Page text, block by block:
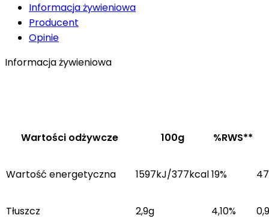
Informacja żywieniowa
Producent
Opinie
Informacja żywieniowa
Wartości odżywcze 100g %RWS**
Wartość energetyczna 1597kJ/377kcal19%
Tłuszcz 2,9g 4,10%